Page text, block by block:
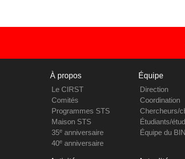
À propos
Le CIRST
Comités
Programmes STS
Maison STS
35eanniversaire
40eanniversaire
Équipe
Direction
Coordination
Chercheurs/
Étudiants/
Équipe du BIN